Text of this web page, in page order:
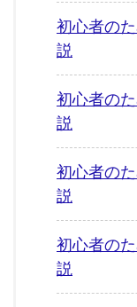
初心者の
説
初心者の
説
初心者の
説
初心者の
説